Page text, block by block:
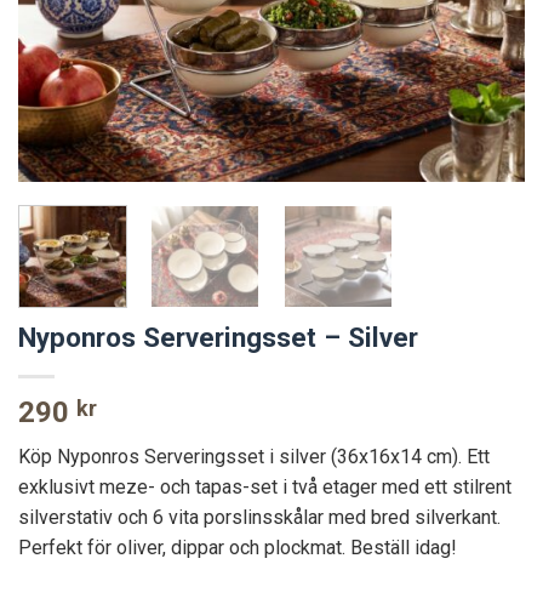
Nyponros Serveringsset – Silver
290 kr
Köp Nyponros Serveringsset i silver (36x16x14 cm). Ett
exklusivt meze- och tapas-set i två etager med ett stilrent
silverstativ och 6 vita porslinsskålar med bred silverkant.
Perfekt för oliver, dippar och plockmat. Beställ idag!